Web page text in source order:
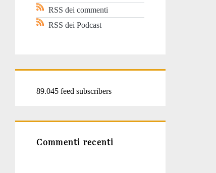
RSS dei commenti
RSS dei Podcast
89.045 feed subscribers
Commenti recenti